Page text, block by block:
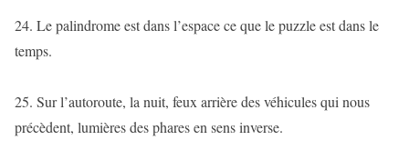
24. Le palindrome est dans l’espace ce que le puzzle est dans le
temps.
25. Sur l’autoroute, la nuit, feux arrière des véhicules qui nous
précèdent, lumières des phares en sens inverse.